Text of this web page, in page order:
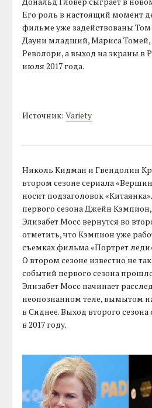
Его роль в настоящий момент
фильме уже задействованы
Дауни младший, Мариса
Револори, а выход на экраны в
июля 2017 года.
Источник:Variety
Николь Кидман и Гвендолин
втором сезоне сериала
носит подзаголовок
первого сезона Джейн Кэмпион,
Элизабет Мосс вернутся во
отметить, что Кэмпион уже
съемках фильма «Портрет
О втором сезоне известно не
событий первого сезона
Элизабет Мосс начинает
неопознанном теле, вымытом
в Сиднее. Выход второго
в 2017 году.